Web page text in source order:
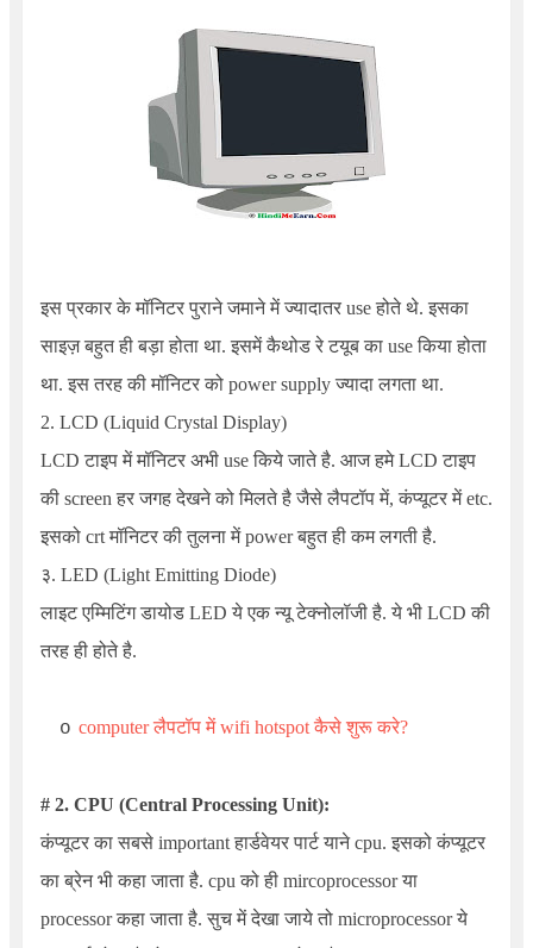
इस प्रकार के मॉनिटर पुराने जमाने में ज्यादातर use होते थे. इसका
साइज़ बहुत ही बड़ा होता था. इसमें कैथोड रे टयूब का use किया होता
था. इस तरह की मॉनिटर को power supply ज्यादा लगता था.
2. LCD (Liquid Crystal Display)
LCD टाइप में मॉनिटर अभी use किये जाते है. आज हमे LCD टाइप
की screen हर जगह देखने को मिलते है जैसे लैपटॉप में, कंप्यूटर में etc.
इसको crt मॉनिटर की तुलना में power बहुत ही कम लगती है.
३. LED (Light Emitting Diode)
लाइट एम्मिटिंग डायोड LED ये एक न्यू टेक्नोलॉजी है. ये भी LCD की
तरह ही होते है.
o computer लैपटॉप में wifi hotspot कैसे शुरू करे?
# 2. CPU (Central Processing Unit):
कंप्यूटर का सबसे important हार्डवेयर पार्ट याने cpu. इसको कंप्यूटर
का ब्रेन भी कहा जाता है. cpu को ही mircoprocessor या
processor कहा जाता है. सुच में देखा जाये तो microprocessor ये